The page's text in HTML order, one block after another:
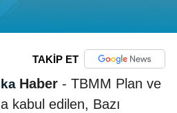
TAKİP ET
Haber - TBMM Plan ve
kabul edilen, Bazı